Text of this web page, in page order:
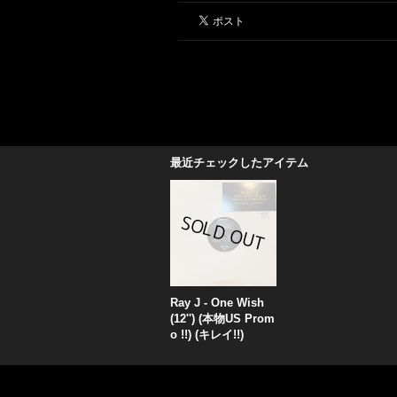
最近チェックしたアイテム
Ray J - One Wish
(12'') (本物US Prom
o !!) (キレイ!!)